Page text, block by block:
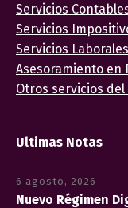
Servicios
Servicios
Servicios Laborales
Asesoramiento en
Otros servicios
Ultimas Notas
6 agosto, 2026
Nuevo Régimen